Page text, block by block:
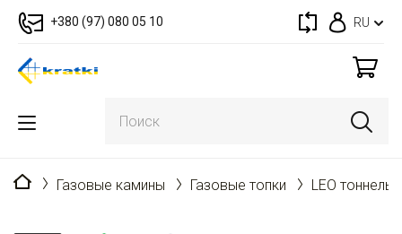
+380 (97) 080 05 10 RU
Главная
Газовые камины Газовые топки LEO тоннель